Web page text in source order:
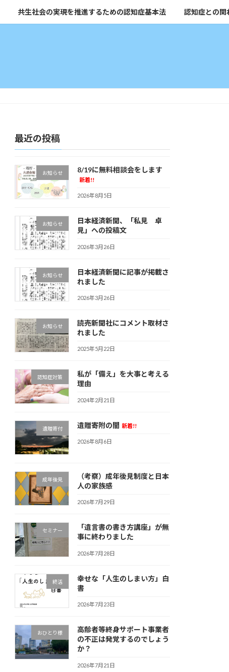
共生社会の実現を推進するための認知症基本法 認知症との関
最近の投稿
お知らせ 8/19に無料相談会をします
新着!!
2026年8月5日
お知らせ
日本経済新聞、「私見 卓
見」への投稿文
2026年3月26日
お知らせ
日本経済新聞に記事が掲載さ
れました
2026年3月26日
お知らせ
読売新聞社にコメント取材さ
れました
2025年5月22日
認知症対策
私が「備え」を大事と考える
理由
2024年2月21日
遺贈寄付 遺贈寄附の闇 新着!!
2026年8月6日
成年後見
（考察）成年後見制度と日本
人の家族感
2026年7月29日
セミナー
「遺言書の書き方講座」が無
事に終わりました
2026年7月28日
終活
幸せな「人生のしまい方」白
書
2026年7月23日
おひとり様
高齢者等終身サポート事業者
の不正は発覚するのでしょう
か？
2026年7月21日